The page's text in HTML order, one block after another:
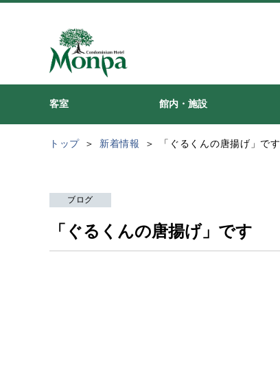
客室 館内・施設
トップ 新着情報 「ぐるくんの唐揚げ」です
ブログ
「ぐるくんの唐揚げ」です